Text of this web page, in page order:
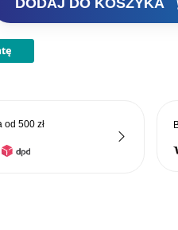
DODAJ DO KOSZYKA
od500 zł